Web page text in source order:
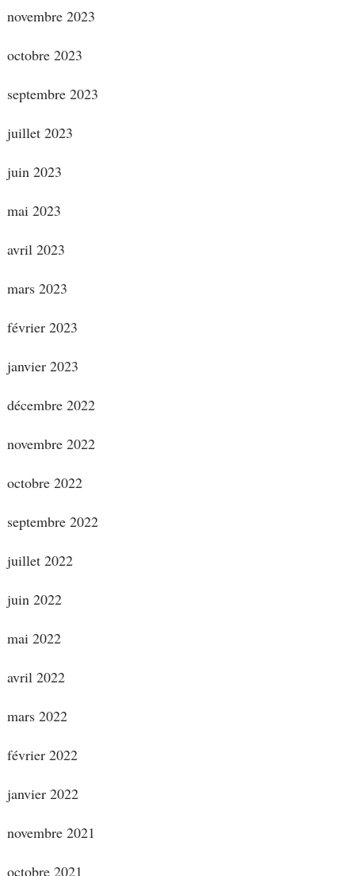
novembre 2023
octobre 2023
septembre 2023
juillet 2023
juin 2023
mai 2023
avril 2023
mars 2023
février 2023
janvier 2023
décembre 2022
novembre 2022
octobre 2022
septembre 2022
juillet 2022
juin 2022
mai 2022
avril 2022
mars 2022
février 2022
janvier 2022
novembre 2021
octobre 2021